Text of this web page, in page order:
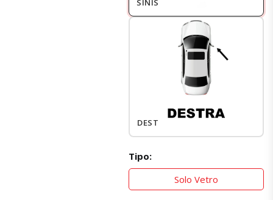
SINISTRO
DESTRO
Tipo:
Solo Vetro